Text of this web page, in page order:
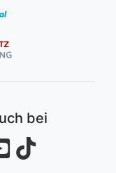
bei